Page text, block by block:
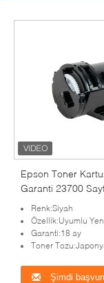
Epson Toner
Garanti 23700
Renk:Siyah
Özellik:Uyumlu
Garanti:18 ay
Toner
Şimdi